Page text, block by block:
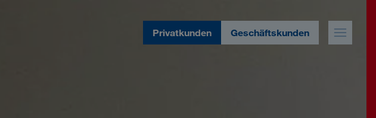
Privatkunden Geschäftskunden